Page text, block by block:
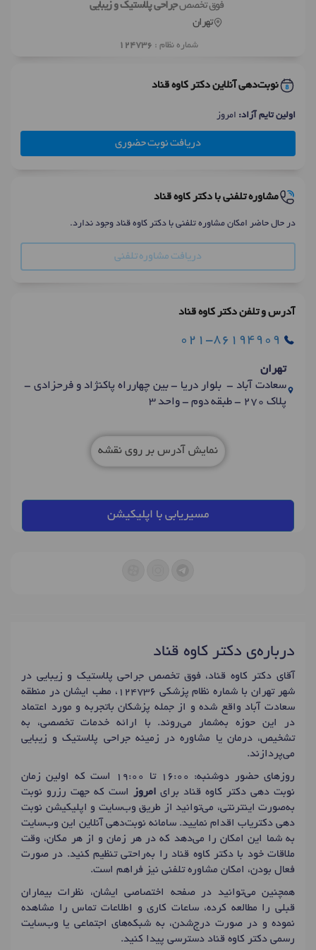
فوق تخصصجراحی پلاستیک و زیبایی
تهران
شماره نظام : 124736
نوبت‌دهی آنلاین دکتر کاوه قناد
اولین تایم آزاد: امروز
دریافت نوبت حضوری
مشاوره تلفنی با دکتر کاوه قناد
در حال حاضر امکان مشاوره تلفنی با دکتر کاوه قناد وجود ندارد.
دریافت مشاوره تلفنی
آدرس و تلفن دکتر کاوه قناد
021-86194909
تهران
سعادت آباد - بلوار دریا - بین چهارراه پاکنژاد و فرحزادی -
پلاک 270 - طبقه دوم - واحد 3
نمایش آدرس بر روی نقشه
مسیریابی با اپلیکیشن
درباره‌ی دکتر کاوه قناد
آقای دکتر کاوه قناد، فوق تخصص جراحی پلاستیک و زیبایی در
شهر تهران با شماره نظام پزشکی 124736، مطب ایشان در منطقه
سعادت آباد واقع شده و از جمله پزشکان باتجربه و مورد اعتماد
در این حوزه به‌شمار می‌روند. با ارائه خدمات تخصصی، به
تشخیص، درمان یا مشاوره در زمینه جراحی پلاستیک و زیبایی
می‌پردازند.
روزهای حضور دوشنبه: 16:00 تا 19:00 است که اولین زمان
نوبت دهی دکتر کاوه قناد برای امروز است که جهت رزرو نوبت
به‌صورت اینترنتی، می‌توانید از طریق وب‌سایت و اپلیکیشن نوبت
دهی دکتریاب اقدام نمایید. سامانه نوبت‌دهی آنلاین این وب‌سایت
به شما این امکان را می‌دهد که در هر زمان و از هر مکان، وقت
ملاقات خود با دکتر کاوه قناد را به‌راحتی تنظیم کنید. در صورت
فعال بودن، امکان مشاوره تلفنی نیز فراهم است.
همچنین می‌توانید در صفحه اختصاصی ایشان، نظرات بیماران
قبلی را مطالعه کرده، ساعات کاری و اطلاعات تماس را مشاهده
نموده و در صورت درج‌شدن، به شبکه‌های اجتماعی یا وب‌سایت
رسمی دکتر کاوه قناد دسترسی پیدا کنید.